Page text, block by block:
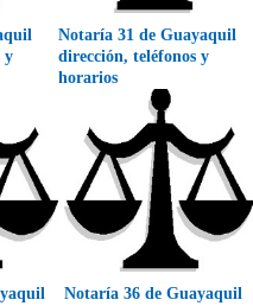
y
Notaría 31 de Guayaquil
dirección, teléfonos y
horarios
Notaría 36 de Guayaquil